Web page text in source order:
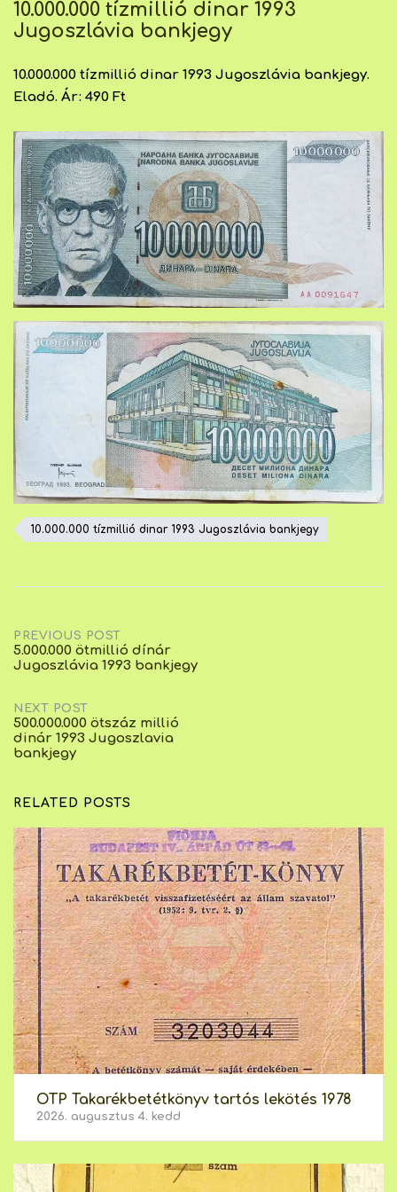
10.000.000 tízmillió dinar 1993
Jugoszlávia bankjegy
10.000.000 tízmillió dinar 1993 Jugoszlávia bankjegy.
Eladó. Ár: 490 Ft
10.000.000 tízmillió dinar 1993 Jugoszlávia bankjegy
Post
navigation
PREVIOUS POST
5.000.000 ötmillió dínár
Jugoszlávia 1993 bankjegy
NEXT POST
500.000.000 ötszáz millió
dinár 1993 Jugoszlavia
bankjegy
RELATED POSTS
OTP Takarékbetétkönyv tartós lekötés 1978
2026. augusztus 4. kedd